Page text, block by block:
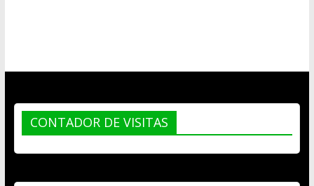
CONTADOR DE VISITAS